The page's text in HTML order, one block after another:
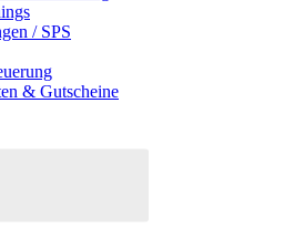
/ SPS
& Gutscheine